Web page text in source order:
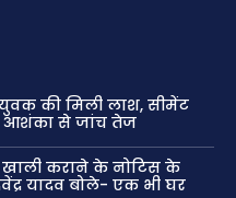
की मिली लाश, सीमेंट
आशंका से जांच तेज
कराने के नोटिस के
यादव बोले- एक भी घर